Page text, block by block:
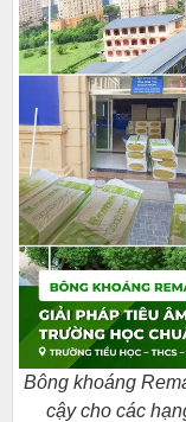
Bông khoáng
cậy cho các